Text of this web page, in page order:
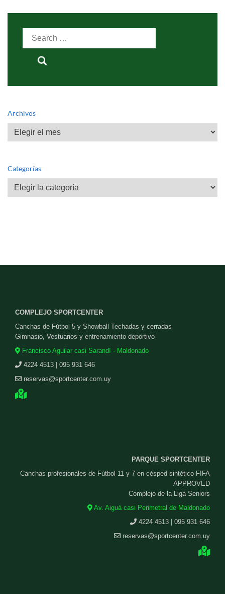
Search
Archivos
Archivos
Categorías
Categorías
COMPLEJO SPORTCENTER
Canchas de Fútbol 5 y Showball Techadas y cerradas
Gimnasio, Vestuarios y entrenamiento deportivo
Francisco Aguilar casi Sarandí - Maldonado
4224 4513 | 095 931 646
reservas@sportcenter.com.uy
PARQUE SPORTCENTER
Canchas profesionales de Fútbol 11 y 7 en césped sintético FIFA
APPROVED
Complejo de la Liga Seniors
Av. Aiguá casi Perimetral de Maldonado
4224 4513 | 095 931 646
reservas@sportcenter.com.uy